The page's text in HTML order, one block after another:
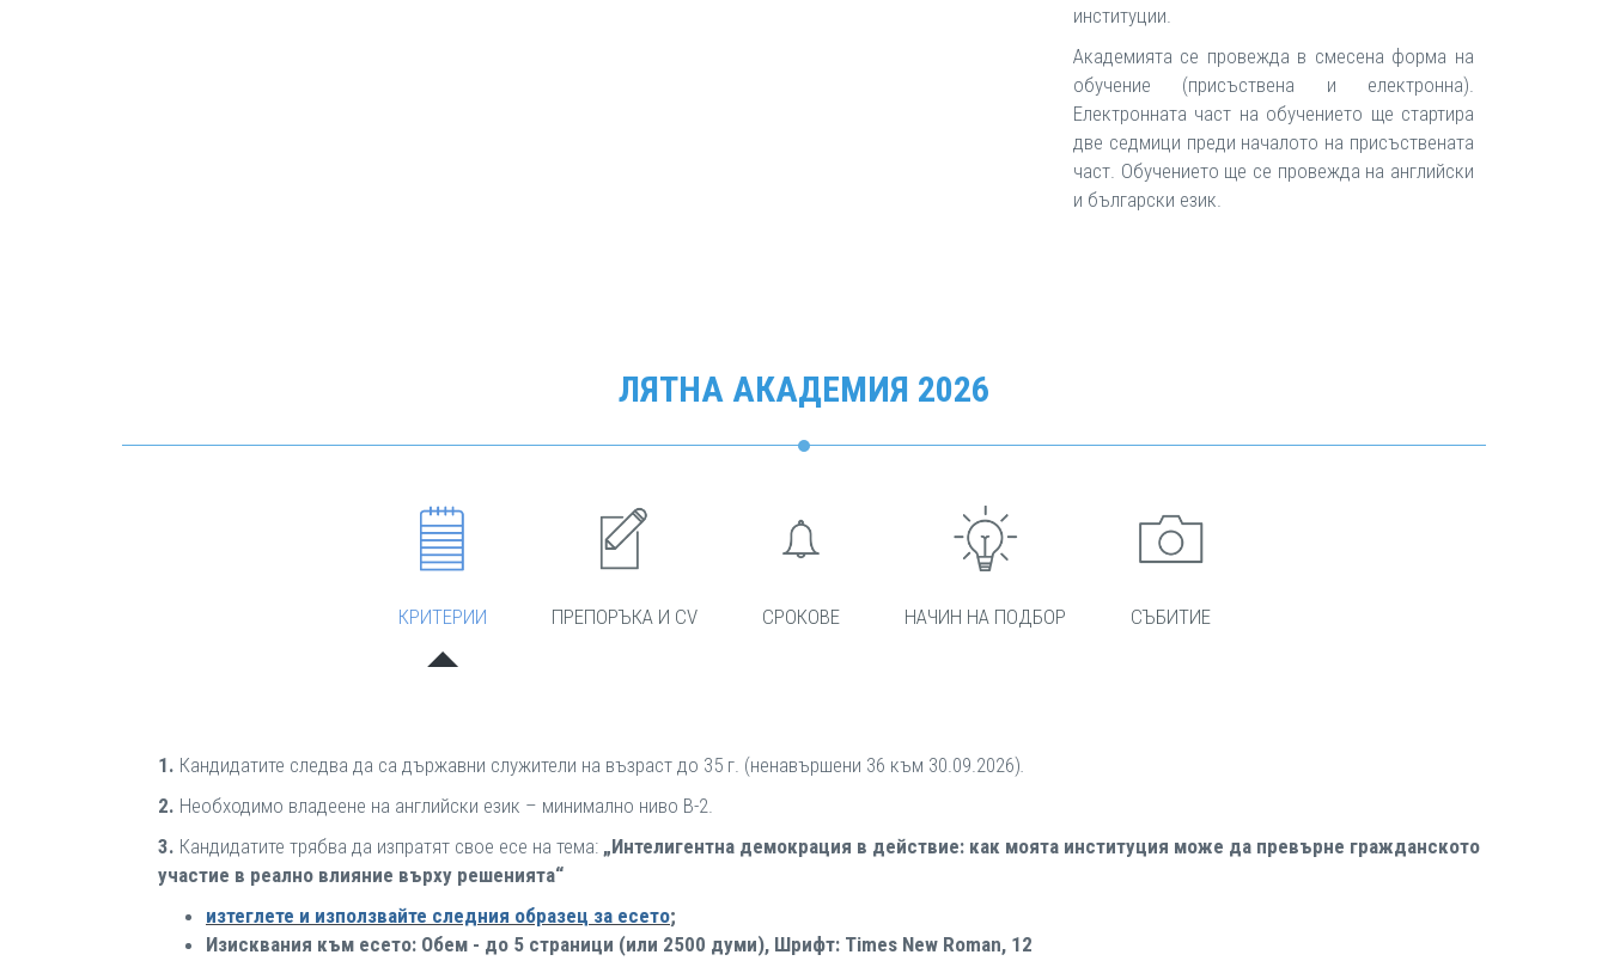
институции.
Академията се провежда в смесена форма на
обучение (присъствена и електронна).
Електронната част на обучението ще стартира
две седмици преди началото на присъствената
част. Обучението ще се провежда на английски
и български език.
ЛЯТНА АКАДЕМИЯ 2026
КРИТЕРИИ ПРЕПОРЪКА И CV СРОКОВЕ НАЧИН НА ПОДБОР СЪБИТИЕ
1. Кандидатите следва да са държавни служители на възраст до 35 г. (ненавършени 36 към 30.09.2026).
2. Необходимо владеене на английски език – минимално ниво B-2.
3. Кандидатите трябва да изпратят свое есе на тема: „Интелигентна демокрация в действие: как моята институция може да превърне гражданското
участие в реално влияние върху решенията“
изтеглете и използвайте следния образец за есето;
Изисквания към есето: Обем - до 5 страници (или 2500 думи), Шрифт: Times New Roman, 12